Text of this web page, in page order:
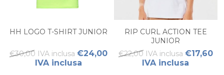
HH LOGO T-SHIRT JUNIOR
€30,00 IVA inclusa €24,00
IVA inclusa
RIP CURL ACTION TEE
JUNIOR
€22,00 IVA inclusa €17,60
IVA inclusa